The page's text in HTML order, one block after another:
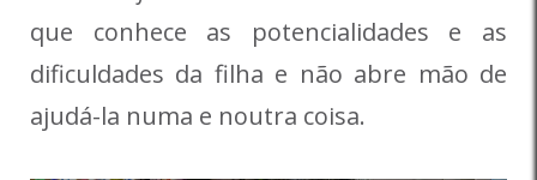
que conhece as potencialidades e as
dificuldades da filha e não abre mão de
ajudá-la numa e noutra coisa.